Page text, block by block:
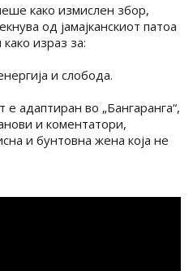
како измислен збор,
од јамајканскиот патоа
како израз за:
и слобода.
адаптиран во „Бангаранга“,
и коментатори,
и бунтовна жена која не